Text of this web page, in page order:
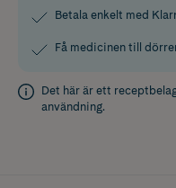
Betala enkelt med
Få medicinen till
Det här är ett
användning.